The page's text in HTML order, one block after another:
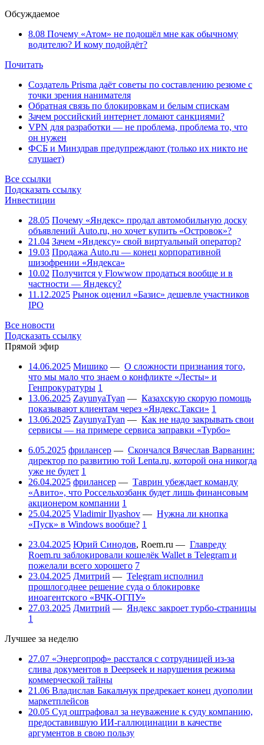
Обсуждаемое
8.08 Почему «Атом» не подошёл мне как обычному
водителю? И кому подойдёт?
Почитать
Создатель Prisma даёт советы по составлению резюме с
точки зрения нанимателя
Обратная связь по блокировкам и белым спискам
Зачем российский интернет ломают санкциями?
VPN для разработки — не проблема, проблема то, что
он нужен
ФСБ и Минздрав предупреждают (только их никто не
слушает)
Все ссылки
Подсказать ссылку
Инвестиции
28.05 Почему «Яндекс» продал автомобильную доску
объявлений Auto.ru, но хочет купить «Островок»?
21.04 Зачем «Яндексу» свой виртуальный оператор?
19.03 Продажа Auto.ru — конец корпоративной
шизофрении «Яндекса»
10.02 Получится у Flowwow продаться вообще и в
частности — Яндексу?
11.12.2025 Рынок оценил «Базис» дешевле участников
IPO
Все новости
Подсказать ссылку
Прямой эфир
14.06.2025 Мишико — О сложности признания того,
что мы мало что знаем о конфликте «Лесты» и
Генпрокуратуры 1
13.06.2025 ZayunyaTyan — Казахскую скорую помощь
показывают клиентам через «Яндекс.Такси» 1
13.06.2025 ZayunyaTyan — Как не надо закрывать свои
сервисы — на примере сервиса заправки «Турбо»
6.05.2025 фрилансер — Скончался Вячеслав Варванин:
директор по развитию той Lenta.ru, которой она никогда
уже не будет 1
26.04.2025 фрилансер — Таврин убеждает команду
«Авито», что Россельхозбанк будет лишь финансовым
акционером компании 1
25.04.2025 Vladimir Ilyashov — Нужна ли кнопка
«Пуск» в Windows вообще? 1
23.04.2025 Юрий Синодов, Roem.ru — Главреду
Roem.ru заблокировали кошелёк Wallet в Telegram и
пожелали всего хорошего 7
23.04.2025 Дмитрий — Telegram исполнил
прошлогоднее решение суда о блокировке
иноагентского «ВЧК-ОГПУ»
27.03.2025 Дмитрий — Яндекс закроет турбо-страницы
1
Лучшее за неделю
27.07 «Энергопроф» расстался с сотрудницей из-за
слива документов в Deepseek и нарушения режима
коммерческой тайны
21.06 Владислав Бакальчук предрекает конец дуополии
маркетплейсов
20.05 Суд оштрафовал за неуважение к суду компанию,
предоставившую ИИ-галлюцинации в качестве
аргументов в свою пользу